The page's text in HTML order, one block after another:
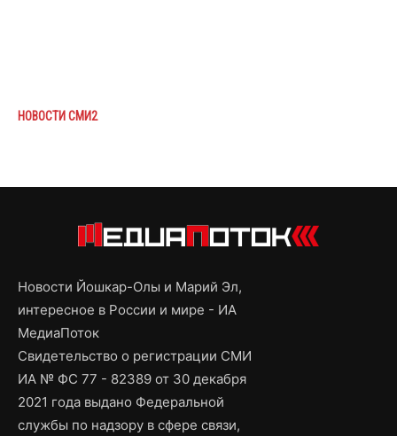
НОВОСТИ СМИ2
Новости Йошкар-Олы и Марий Эл,
интересное в России и мире - ИА
МедиаПоток
Свидетельство о регистрации СМИ
ИА № ФС 77 - 82389 от 30 декабря
2021 года выдано Федеральной
службы по надзору в сфере связи,